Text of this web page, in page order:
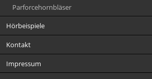
Parforcehornbläser
Hörbeispiele
Kontakt
Impressum